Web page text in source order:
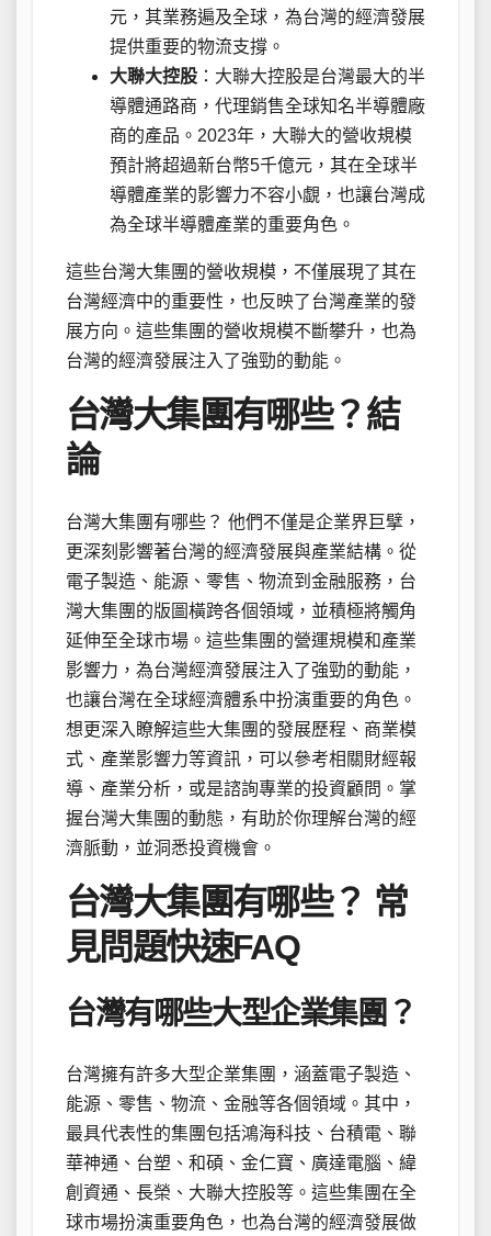
元，其業務遍及全球，為台灣的經濟發展
提供重要的物流支撐。
大聯大控股 ：大聯大控股是台灣最大的半
導體通路商，代理銷售全球知名半導體廠
商的產品。2023年，大聯大的營收規模
預計將超過新台幣5千億元，其在全球半
導體產業的影響力不容小覷，也讓台灣成
為全球半導體產業的重要角色。
這些台灣大集團的營收規模，不僅展現了其在
台灣經濟中的重要性，也反映了台灣產業的發
展方向。這些集團的營收規模不斷攀升，也為
台灣的經濟發展注入了強勁的動能。
台灣大集團有哪些？結
論
台灣大集團有哪些？ 他們不僅是企業界巨擘，
更深刻影響著台灣的經濟發展與產業結構。從
電子製造、能源、零售、物流到金融服務，台
灣大集團的版圖橫跨各個領域，並積極將觸角
延伸至全球市場。這些集團的營運規模和產業
影響力，為台灣經濟發展注入了強勁的動能，
也讓台灣在全球經濟體系中扮演重要的角色。
想更深入瞭解這些大集團的發展歷程、商業模
式、產業影響力等資訊，可以參考相關財經報
導、產業分析，或是諮詢專業的投資顧問。掌
握台灣大集團的動態，有助於你理解台灣的經
濟脈動，並洞悉投資機會。
台灣大集團有哪些？ 常
見問題快速FAQ
台灣有哪些大型企業集團？
台灣擁有許多大型企業集團，涵蓋電子製造、
能源、零售、物流、金融等各個領域。其中，
最具代表性的集團包括鴻海科技、台積電、聯
華神通、台塑、和碩、金仁寶、廣達電腦、緯
創資通、長榮、大聯大控股等。這些集團在全
球市場扮演重要角色，也為台灣的經濟發展做